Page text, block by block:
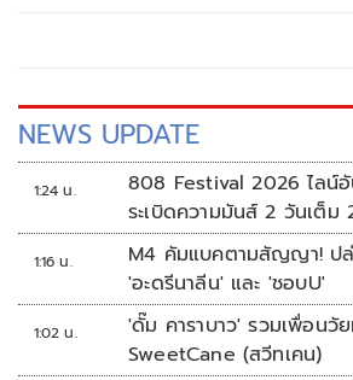
NEWS UPDATE
1:24 น.
808 Festival 2026 ไลน์
ระเบิดความมันส์ 2 วันเต็ม
1:16 น.
M4 คัมแบคตามสัญญา! ป
'อะดรีนาลีน' และ 'ชอบU'
1:02 น.
'ดั๊ม คาราบาว' รวมเพื่อนวั
SweetCane (สวีทเคน)